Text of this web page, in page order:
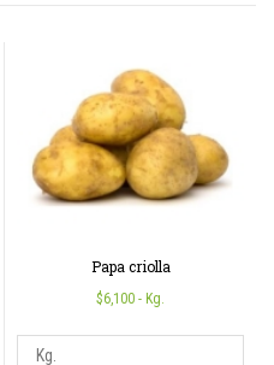
Papa criolla
$6,100 - Kg.